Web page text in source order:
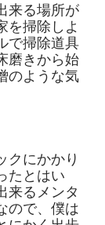
来る場所が
を掃除しよ
で掃除道具
磨きから始
のような気
クにかかり
たとはい
来るメンタ
ので、僕は